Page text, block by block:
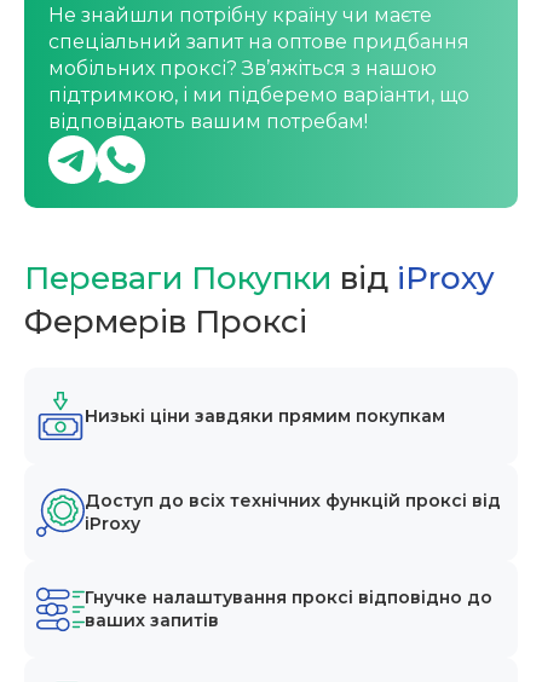
Не знайшли потрібну країну чи маєте
спеціальний запит на оптове придбання
мобільних проксі? Зв’яжіться з нашою
підтримкою, і ми підберемо варіанти, що
відповідають вашим потребам!
Переваги Покупки від iProxy
Фермерів Проксі
Низькі ціни завдяки прямим покупкам
Доступ до всіх технічних функцій проксі від
iProxy
Гнучке налаштування проксі відповідно до
ваших запитів